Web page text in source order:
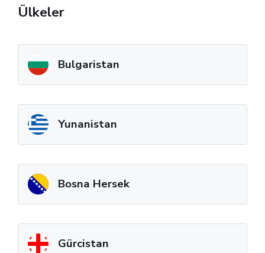
Ülkeler
Bulgaristan
Yunanistan
Bosna Hersek
Gürcistan